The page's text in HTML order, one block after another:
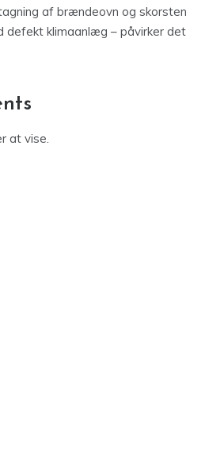
af brændeovn og skorsten
defekt klimaanlæg – påvirker det
at vise.